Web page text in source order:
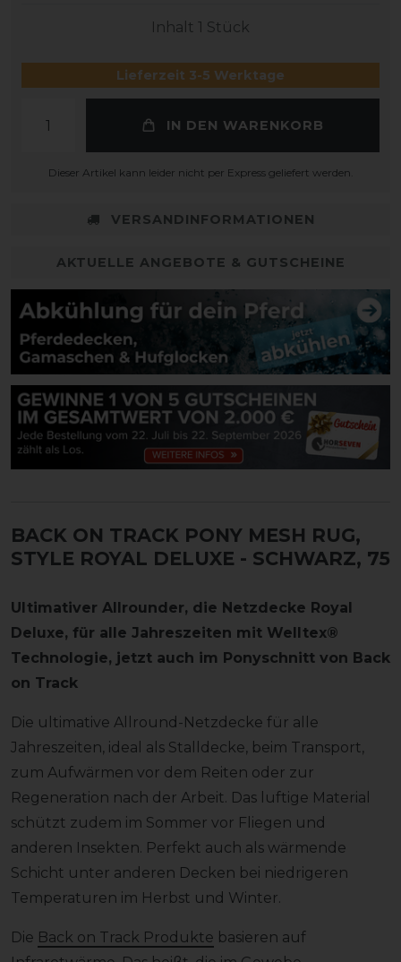
Inhalt 1 Stück
Lieferzeit 3-5 Werktage
IN DEN WARENKORB
Dieser Artikel kann leider nicht per Express geliefert werden.
VERSANDINFORMATIONEN
AKTUELLE ANGEBOTE & GUTSCHEINE
BACK ON TRACK PONY MESH RUG,
STYLE ROYAL DELUXE - SCHWARZ, 75
Ultimativer Allrounder, die Netzdecke Royal
Deluxe, für alle Jahreszeiten mit Welltex®
Technologie, jetzt auch im Ponyschnitt von Back
on Track
Die ultimative Allround-Netzdecke für alle
Jahreszeiten, ideal als Stalldecke, beim Transport,
zum Aufwärmen vor dem Reiten oder zur
Regeneration nach der Arbeit. Das luftige Material
schützt zudem im Sommer vor Fliegen und
anderen Insekten. Perfekt auch als wärmende
Schicht unter anderen Decken bei niedrigeren
Temperaturen im Herbst und Winter.
Die Back on Track Produkte basieren auf